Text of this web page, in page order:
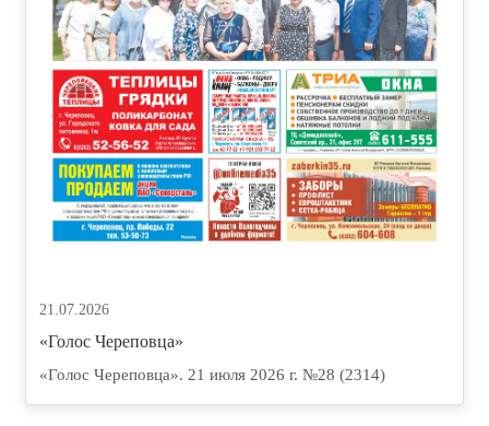
21.07.2026
«Голос Череповца»
«Голос Череповца». 21 июля 2026 г. №28 (2314)